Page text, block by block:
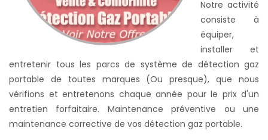
Notre activité
consiste à
équiper,
installer et
entretenir tous les parcs de système de détection gaz
portable de toutes marques (Ou presque), que nous
vérifions et entretenons chaque année pour le prix d'un
entretien forfaitaire. Maintenance préventive ou une
maintenance corrective de vos détection gaz portable.